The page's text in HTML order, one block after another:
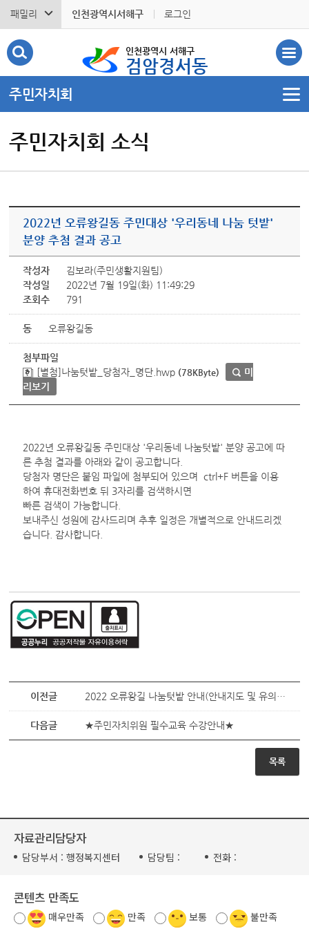
패밀리 인천광역시서해구 로그인
인천광역시 서해구
검암경서동
주민자치회
주민자치회 소식
2022년 오류왕길동 주민대상 '우리동네 나눔 텃밭'
분양 추첨 결과 공고
작성자
김보라(주민생활지원팀)
작성일
2022년 7월 19일(화) 11:49:29
조회수
791
동 오류왕길동
첨부파일
[별첨]나눔텃밭_당첨자_명단.hwp (78KByte)
미
리보기
2022년 오류왕길동 주민대상 '우리동네 나눔텃밭' 분양 공고에 따
른 추첨 결과를 아래와 같이 공고합니다.
당첨자 명단은 붙임 파일에 첨부되어 있으며 ctrl+F 버튼을 이용
하여 휴대전화번호 뒤 3자리를 검색하시면
빠른 검색이 가능합니다.
보내주신 성원에 감사드리며 추후 일정은 개별적으로 안내드리겠
습니다. 감사합니다.
이전글 2022 오류왕길 나눔텃밭 안내(안내지도 및 유의사항)
다음글 ★주민자치위원 필수교육 수강안내★
목록
자료관리담당자
담당부서 : 행정복지센터 담당팀 : 전화 :
콘텐츠 만족도
매우만족 만족 보통 불만족